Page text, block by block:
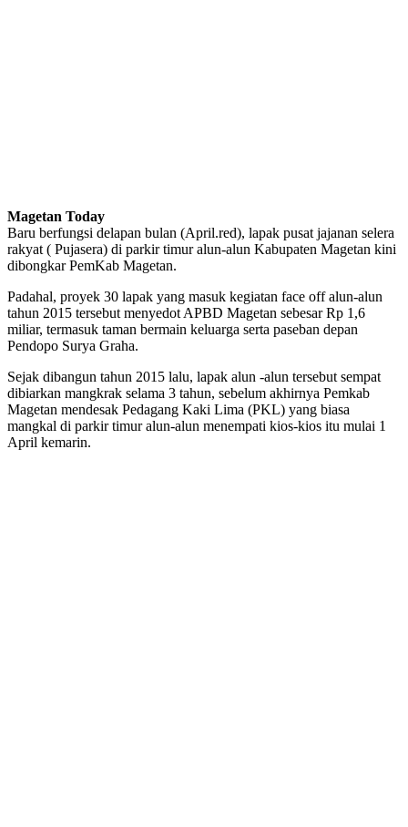
Magetan Today
Baru berfungsi delapan bulan (April.red), lapak pusat jajanan selera
rakyat ( Pujasera) di parkir timur alun-alun Kabupaten Magetan kini
dibongkar PemKab Magetan.
Padahal, proyek 30 lapak yang masuk kegiatan face off alun-alun
tahun 2015 tersebut menyedot APBD Magetan sebesar Rp 1,6
miliar, termasuk taman bermain keluarga serta paseban depan
Pendopo Surya Graha.
Sejak dibangun tahun 2015 lalu, lapak alun -alun tersebut sempat
dibiarkan mangkrak selama 3 tahun, sebelum akhirnya Pemkab
Magetan mendesak Pedagang Kaki Lima (PKL) yang biasa
mangkal di parkir timur alun-alun menempati kios-kios itu mulai 1
April kemarin.